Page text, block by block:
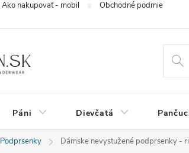
Ako nakupovať - mobil Obchodné podmienky
Páni Dievčatá
Podprsenky Dámske nevystužené podprsenky -